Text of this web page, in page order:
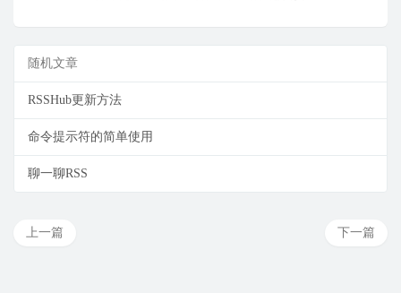
随机文章
RSSHub更新方法
命令提示符的简单使用
聊一聊RSS
下一篇
上一篇